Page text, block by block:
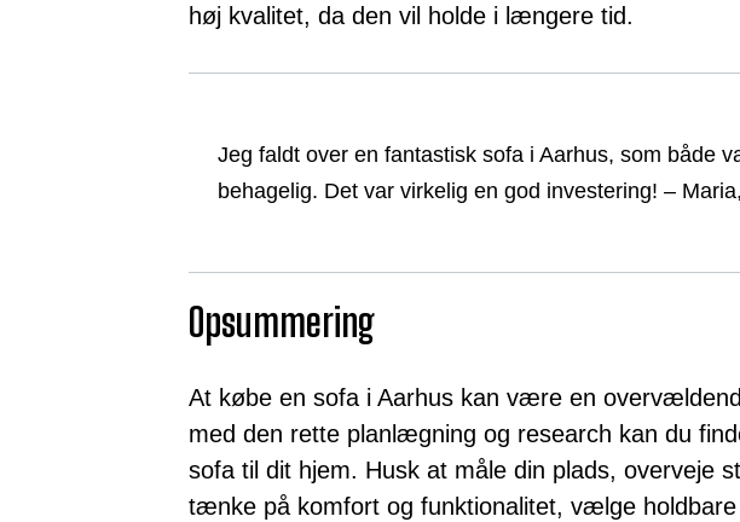
høj kvalitet, da den vil holde i længere tid.
Jeg faldt over en fantastisk sofa i Aarhus, som både
behagelig. Det var virkelig en god investering! –
Opsummering
At købe en sofa i Aarhus kan være en
med den rette planlægning og research kan du
sofa til dit hjem. Husk at måle din plads, overveje
tænke på komfort og funktionalitet, vælge holdbare